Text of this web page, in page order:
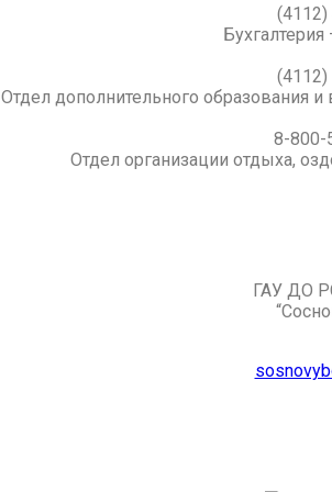
Отдел дополнительного образования
8-800-
Отдел организации отдыха,
ГАУ ДО